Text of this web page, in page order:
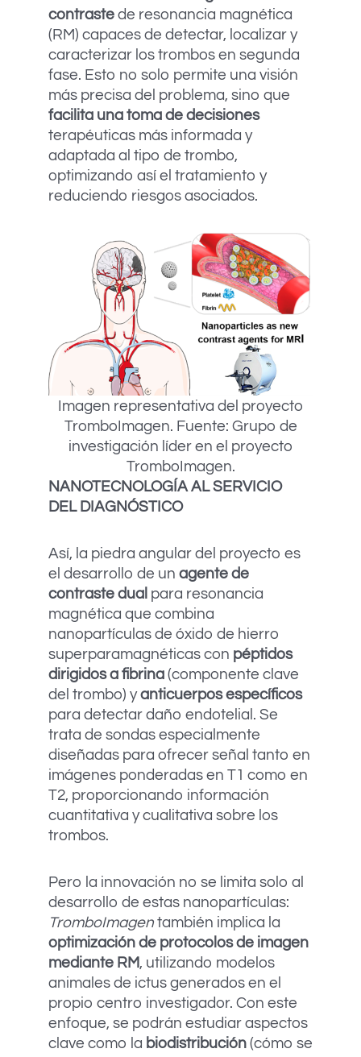
contraste de resonancia magnética
(RM) capaces de detectar, localizar y
caracterizar los trombos en segunda
fase. Esto no solo permite una visión
más precisa del problema, sino que
facilita una toma de decisiones
terapéuticas más informada y
adaptada al tipo de trombo,
optimizando así el tratamiento y
reduciendo riesgos asociados.
Imagen representativa del proyecto
TromboImagen. Fuente: Grupo de
investigación líder en el proyecto
TromboImagen.
NANOTECNOLOGÍA AL SERVICIO
DEL DIAGNÓSTICO
Así, la piedra angular del proyecto es
el desarrollo de un agente de
contraste dual para resonancia
magnética que combina
nanopartículas de óxido de hierro
superparamagnéticas con péptidos
dirigidos a fibrina (componente clave
del trombo) yanticuerpos específicos
para detectar daño endotelial. Se
trata de sondas especialmente
diseñadas para ofrecer señal tanto en
imágenes ponderadas en T1 como en
T2, proporcionando información
cuantitativa y cualitativa sobre los
trombos.
Pero la innovación no se limita solo al
desarrollo de estas nanopartículas:
TromboImagen también implica la
optimización de protocolos de imagen
mediante RM, utilizando modelos
animales de ictus generados en el
propio centro investigador. Con este
enfoque, se podrán estudiar aspectos
clave como la biodistribución (cómo se